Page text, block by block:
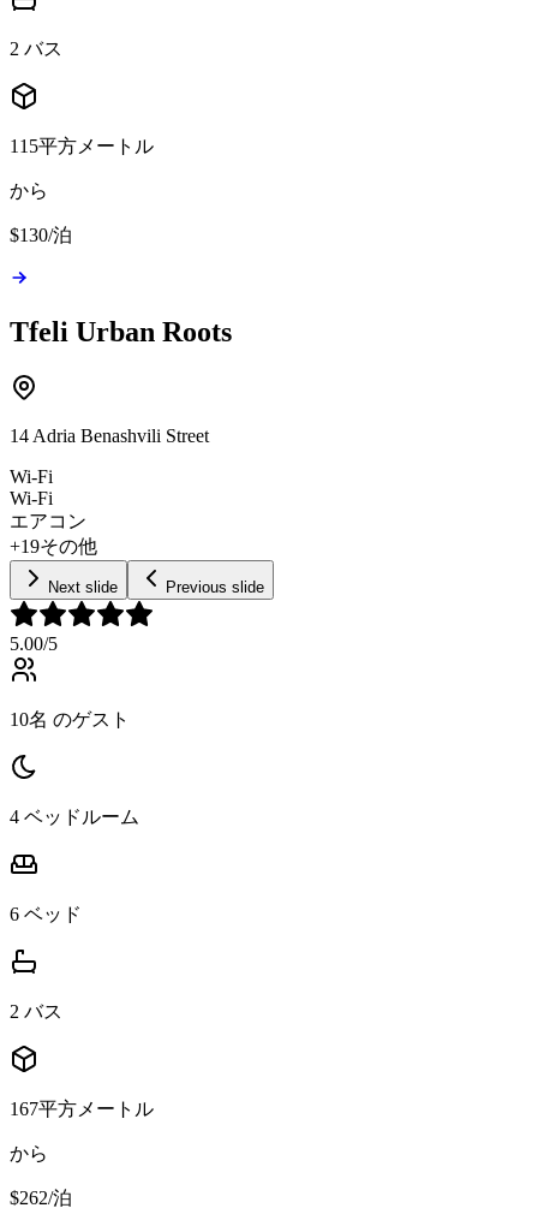
2 バス
115平方メートル
から
$130/泊
Tfeli Urban Roots
14 Adria Benashvili Street
Wi-Fi
Wi-Fi
エアコン
+19その他
Next slide Previous slide
5.00/5
10名 のゲスト
4 ベッドルーム
6 ベッド
2 バス
167平方メートル
から
$262/泊